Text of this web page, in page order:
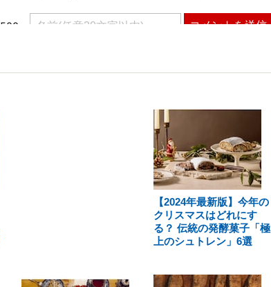
【2024年最新版】今年の
クリスマスはどれにす
る？ 伝統の発酵菓子「極
上のシュトレン」6選